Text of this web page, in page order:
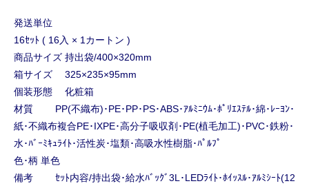
発送単位
16ｾｯﾄ ( 16入 × 1カートン )
商品サイズ 持出袋/400×320mm
箱サイズ 325×235×95mm
個装形態 化粧箱
材質 PP(不織布)･PE･PP･PS･ABS･ｱﾙﾐﾆｳﾑ･ﾎﾟﾘｴｽﾃﾙ･綿･ﾚｰﾖﾝ･
紙･不織布複合PE･IXPE･高分子吸収剤･PE(植毛加工)･PVC･鉄粉･
水･ﾊﾞｰﾐｷｭﾗｲﾄ･活性炭･塩類･高吸水性樹脂･ﾊﾟﾙﾌﾟ
色･柄 単色
備考 ｾｯﾄ内容/持出袋･給水ﾊﾞｯｸﾞ3L･LEDﾗｲﾄ･ﾎｲｯｽﾙ･ｱﾙﾐｼｰﾄ(12